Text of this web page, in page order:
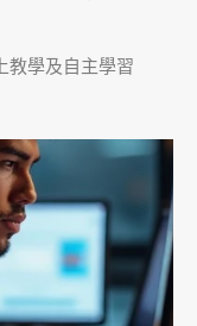
教學及自主學習